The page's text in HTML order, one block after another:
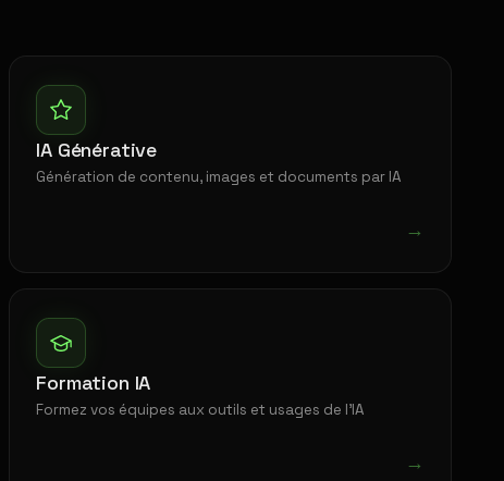
IA Générative
Génération de contenu, images et documents par IA
→
Formation IA
Formez vos équipes aux outils et usages de l'IA
→